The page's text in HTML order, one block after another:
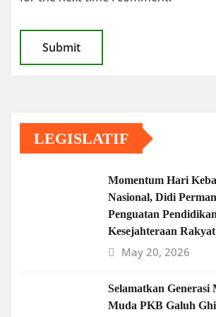
LEGISLATIF
Momentum Hari
Nasional, Didi
Penguatan
Kesejahteraan Rakyat
May 20, 2026
Selamatkan Generasi
Muda PKB Galuh